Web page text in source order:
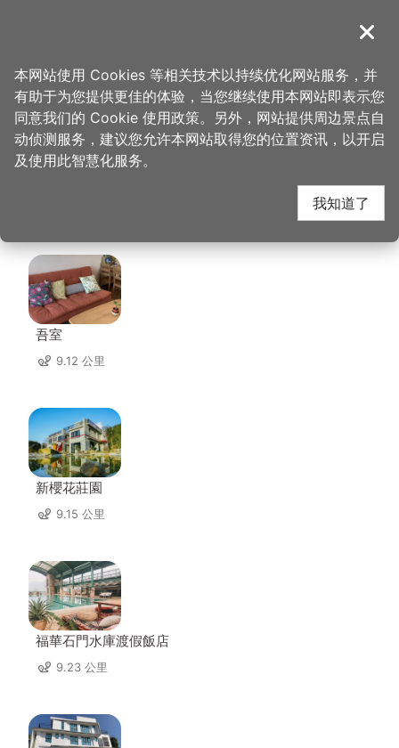
導覽
首页 > 想去的地方 > 美食、购物 > 东和音乐体验馆
东和音乐体验馆 周边住
宿
吾室
9.12 公里
新櫻花莊園
9.15 公里
福華石門水庫渡假飯店
9.23 公里
关闭
本网站使用 Cookies 等相关技术以持续优化网站服务，并
有助于为您提供更佳的体验，当您继续使用本网站即表示您
同意我们的 Cookie 使用政策。另外，网站提供周边景点自
动侦测服务，建议您允许本网站取得您的位置资讯，以开启
及使用此智慧化服务。
我知道了